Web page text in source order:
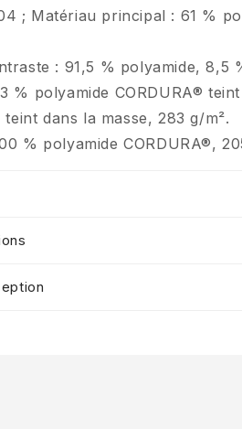
; Matériau principal : 61 %
: 91,5 % polyamide, 8,5
% polyamide CORDURA®
teint dans la masse, 283 g/m².
% polyamide CORDURA®,